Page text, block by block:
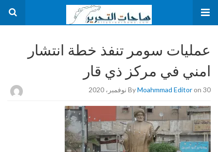
عمليات سومر تنفذ خطة انتشار
امني في مركز ذي قار
ByMoahmmad Editoron 30 نوفمبر، 2020